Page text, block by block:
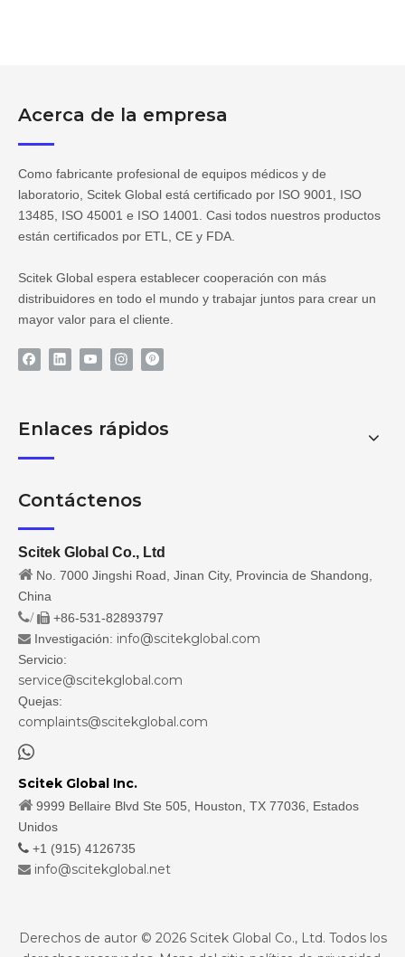
Acerca de la empresa
Como fabricante profesional de equipos médicos y de
laboratorio, Scitek Global está certificado por ISO 9001, ISO
13485, ISO 45001 e ISO 14001. Casi todos nuestros productos
están certificados por ETL, CE y FDA.
Scitek Global espera establecer cooperación con más
distribuidores en todo el mundo y trabajar juntos para crear un
mayor valor para el cliente.
Enlaces rápidos
Contáctenos
Scitek Global Co., Ltd
 No. 7000 Jingshi Road, Jinan City, Provincia de Shandong,
China
/  +86-531-82893797
 Investigación: info@scitekglobal.com
Servicio:
service@scitekglobal.com
Quejas:
complaints@scitekglobal.com

Scitek Global Inc.
 9999 Bellaire Blvd Ste 505, Houston, TX 77036, Estados
Unidos
 +1 (915) 4126735
 info@scitekglobal.net
Derechos de autor © 2026Scitek Global Co., Ltd. Todos los